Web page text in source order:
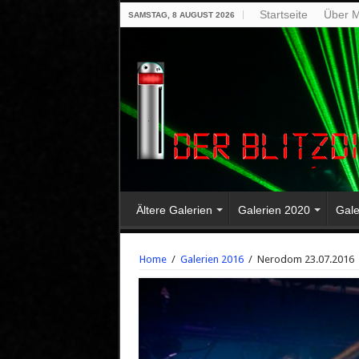
SAMSTAG, 8 AUGUST 2026 Startseite Über
Ältere Galerien Galerien 2020
Home / Galerien 2016 / Nerodom 23.07.2016